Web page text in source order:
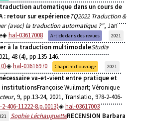
automatique dans un cours de
: retour sur expérienceTQ2022 Traduction &
(avec) la traduction automatique ?", Jan
hal-03617008 Article dans des revues 2021
à la traduction multimodaleStudia
48 (4), pp.135-146.
hal-03616970 Chapitre d'ouvrage 2021
nécessaire va-et-vient entre pratique et
institutionsFrançoise Wuilmart; Véronique
, 9, pp.13-24, 2021, Translatio, 978-2-406-
406-11222-8.p.0013⟩ hal-03617003
Sophie LéchauguetteRECENSION Barbara